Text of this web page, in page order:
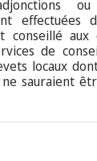
effectuées
conseillé aux
de
locaux
sauraient